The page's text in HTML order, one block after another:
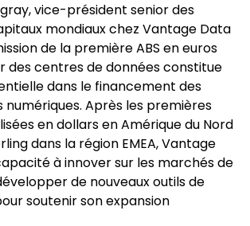
vice-président senior des
mondiaux chez Vantage Data
de la première ABS en euros
des centres de données constitue
dans le financement des
Après les premières
en dollars en Amérique du Nord
dans la région EMEA, Vantage
à innover sur les marchés de
de nouveaux outils de
soutenir son expansion